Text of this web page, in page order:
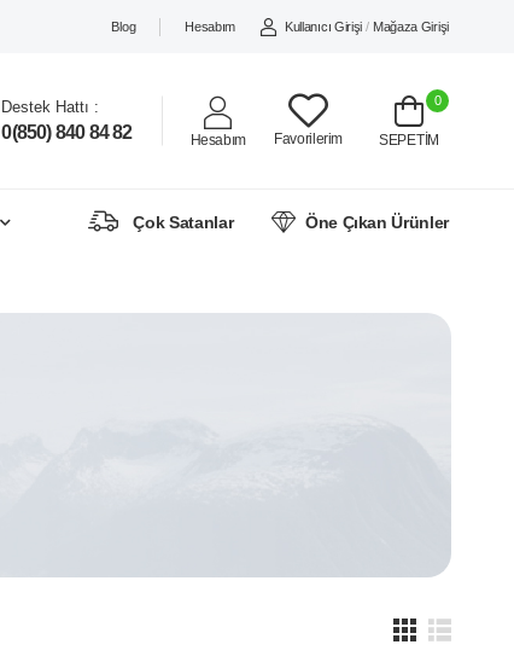
Blog Hesabım Kullanıcı Girişi / Mağaza Girişi
Destek Hattı :
0(850) 840 84 82 Hesabım Favorilerim
0
SEPETİM
Çok Satanlar Öne Çıkan Ürünler